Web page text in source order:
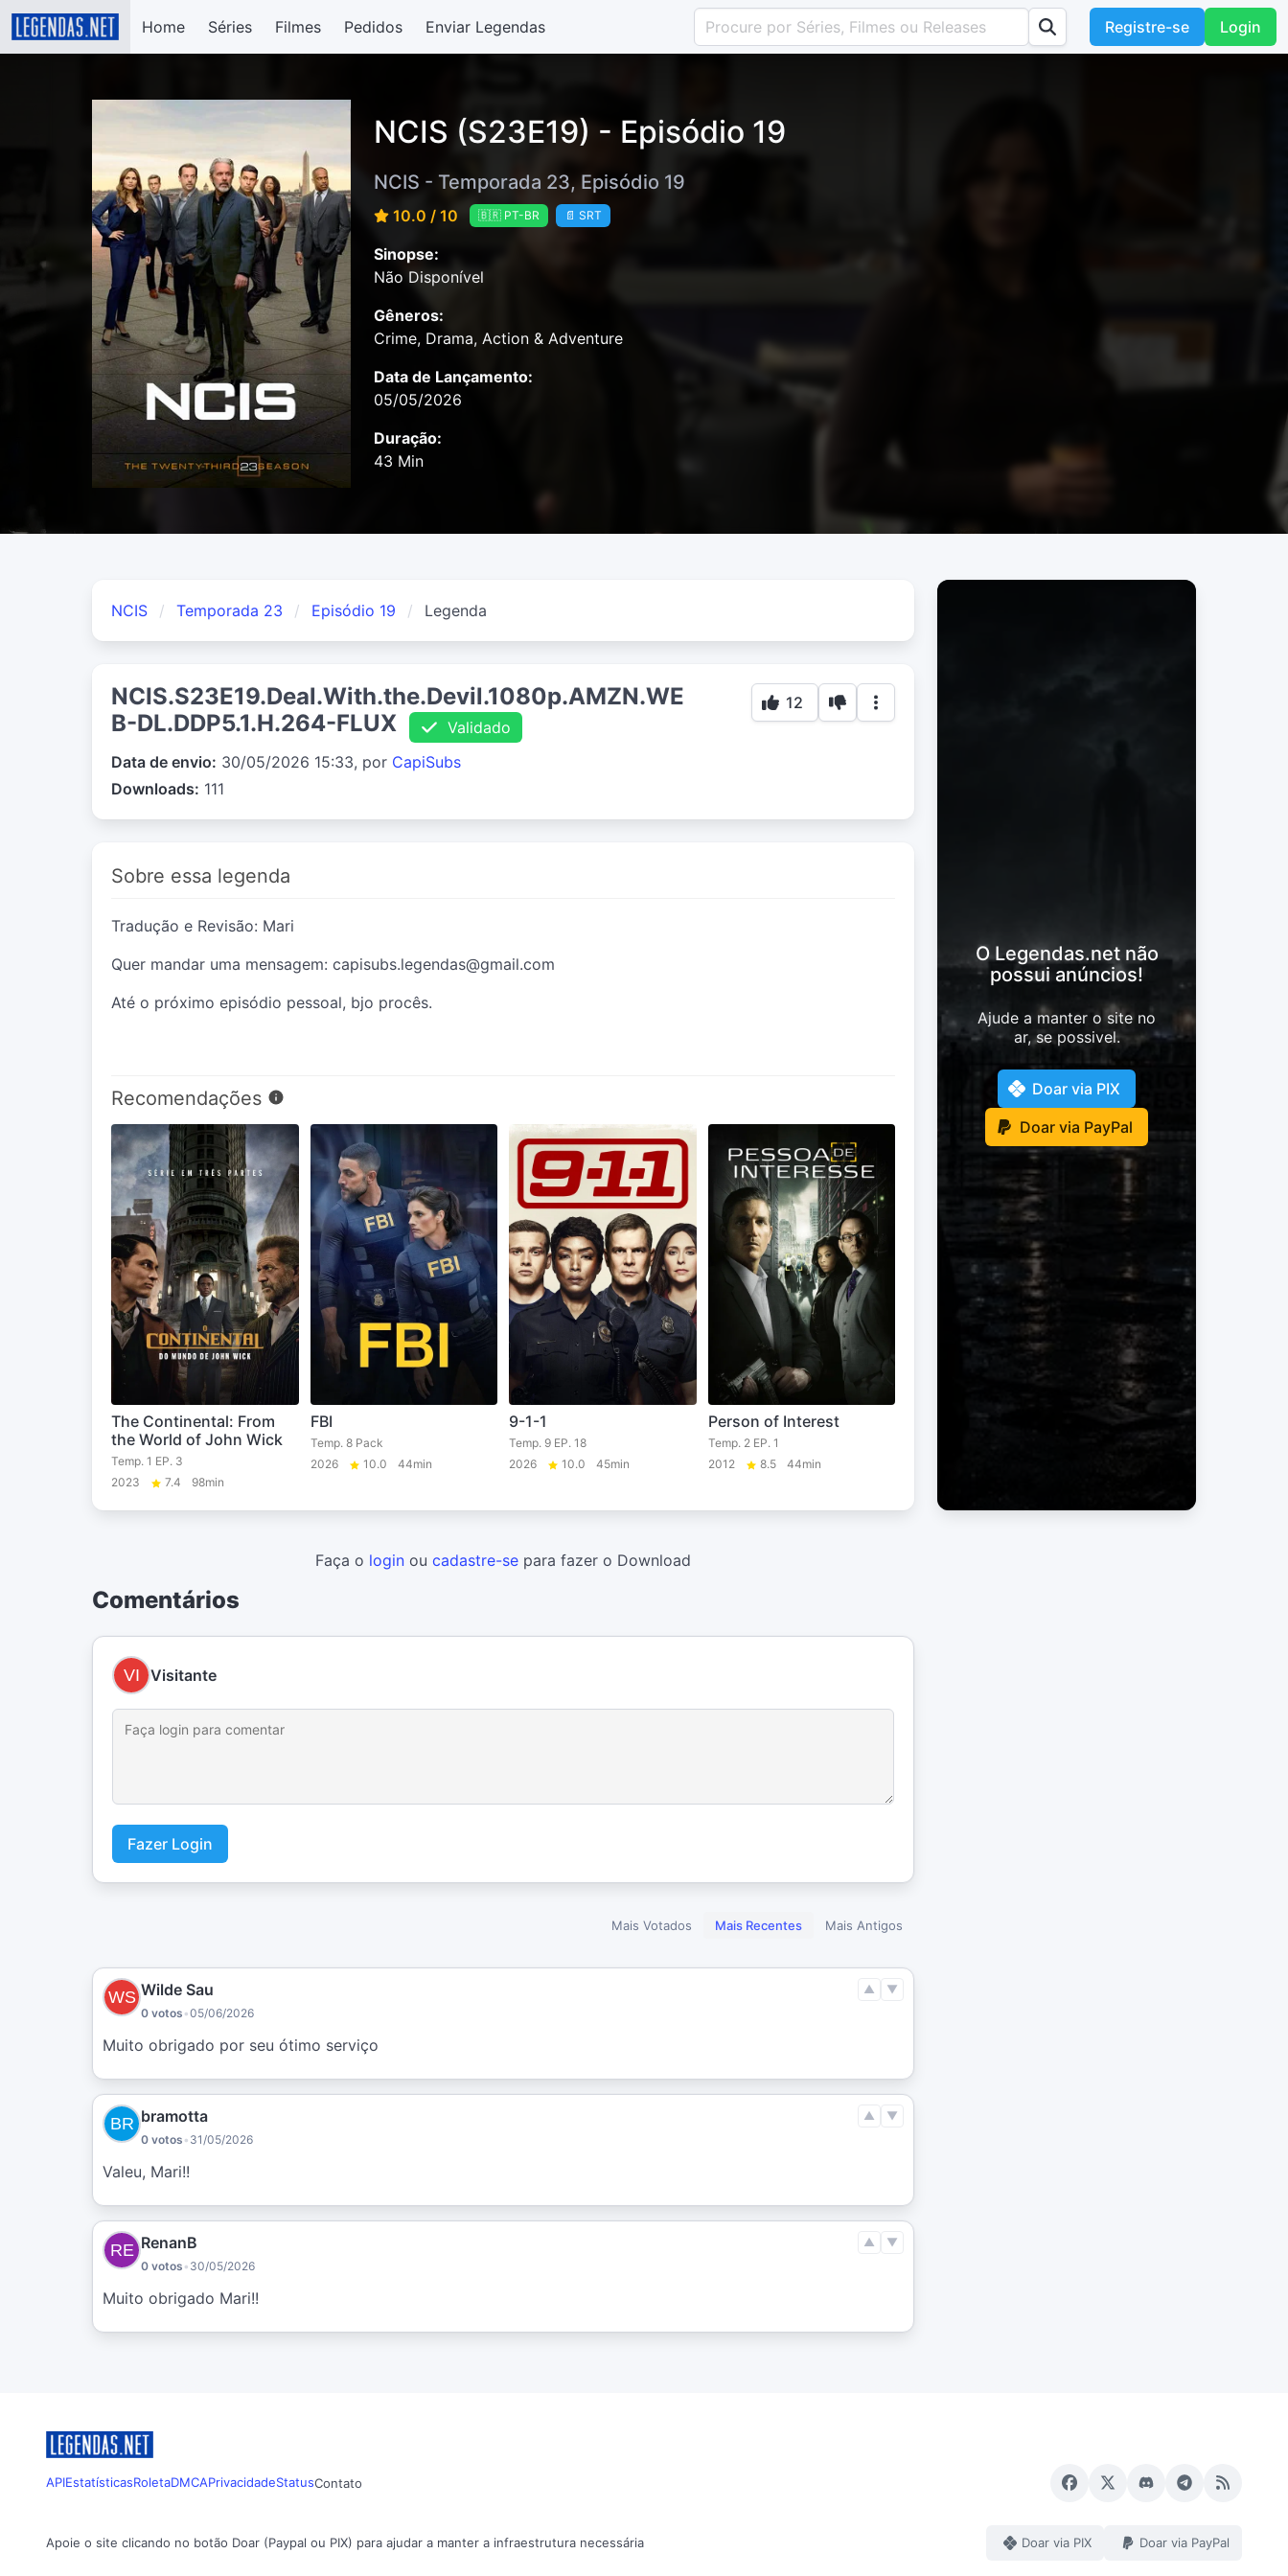
Home Séries Filmes Pedidos Enviar Legendas Registre-se Login
NCIS (S23E19) - Episódio 19
NCIS - Temporada 23, Episódio 19
10.0 / 10 🇧🇷 PT-BR 📄 SRT
Sinopse:
Não Disponível
Gêneros:
Crime, Drama, Action & Adventure
Data de Lançamento:
05/05/2026
Duração:
43 Min
NCIS Temporada 23 Episódio 19 Legenda
NCIS.S23E19.Deal.With.the.Devil.1080p.AMZN.WE
B-DL.DDP5.1.H.264-FLUX
Validado
Data de envio: 30/05/2026 15:33, por CapiSubs
Downloads: 111
12
Sobre essa legenda
Tradução e Revisão: Mari
Quer mandar uma mensagem: capisubs.legendas@gmail.com
Até o próximo episódio pessoal, bjo procês.
Recomendações
The Continental: From
the World of John Wick
Temp. 1 EP. 3
2023
7.4 98min
FBI
Temp. 8 Pack
2026
10.0 44min
9-1-1
Temp. 9 EP. 18
2026
10.0 45min
Person of Interest
Temp. 2 EP. 1
2012
8.5 44min
O Legendas.net não
possui anúncios!
Ajude a manter o site no
ar, se possivel.
Doar via PIX
Doar via PayPal
Faça o login ou cadastre-se para fazer o Download
Comentários
Visitante
Fazer Login
Mais Votados Mais Recentes Mais Antigos
Wilde Sau
0 votos •05/06/2026
▲ ▼
Muito obrigado por seu ótimo serviço
bramotta
0 votos • 31/05/2026
▲ ▼
Valeu, Mari!!
RenanB
0 votos • 30/05/2026
▲ ▼
Muito obrigado Mari!!
APIEstatísticasRoletaDMCAPrivacidadeStatusContato
Apoie o site clicando no botão Doar (Paypal ou PIX) para ajudar a manter a infraestrutura necessária Doar via PIX Doar via PayPal